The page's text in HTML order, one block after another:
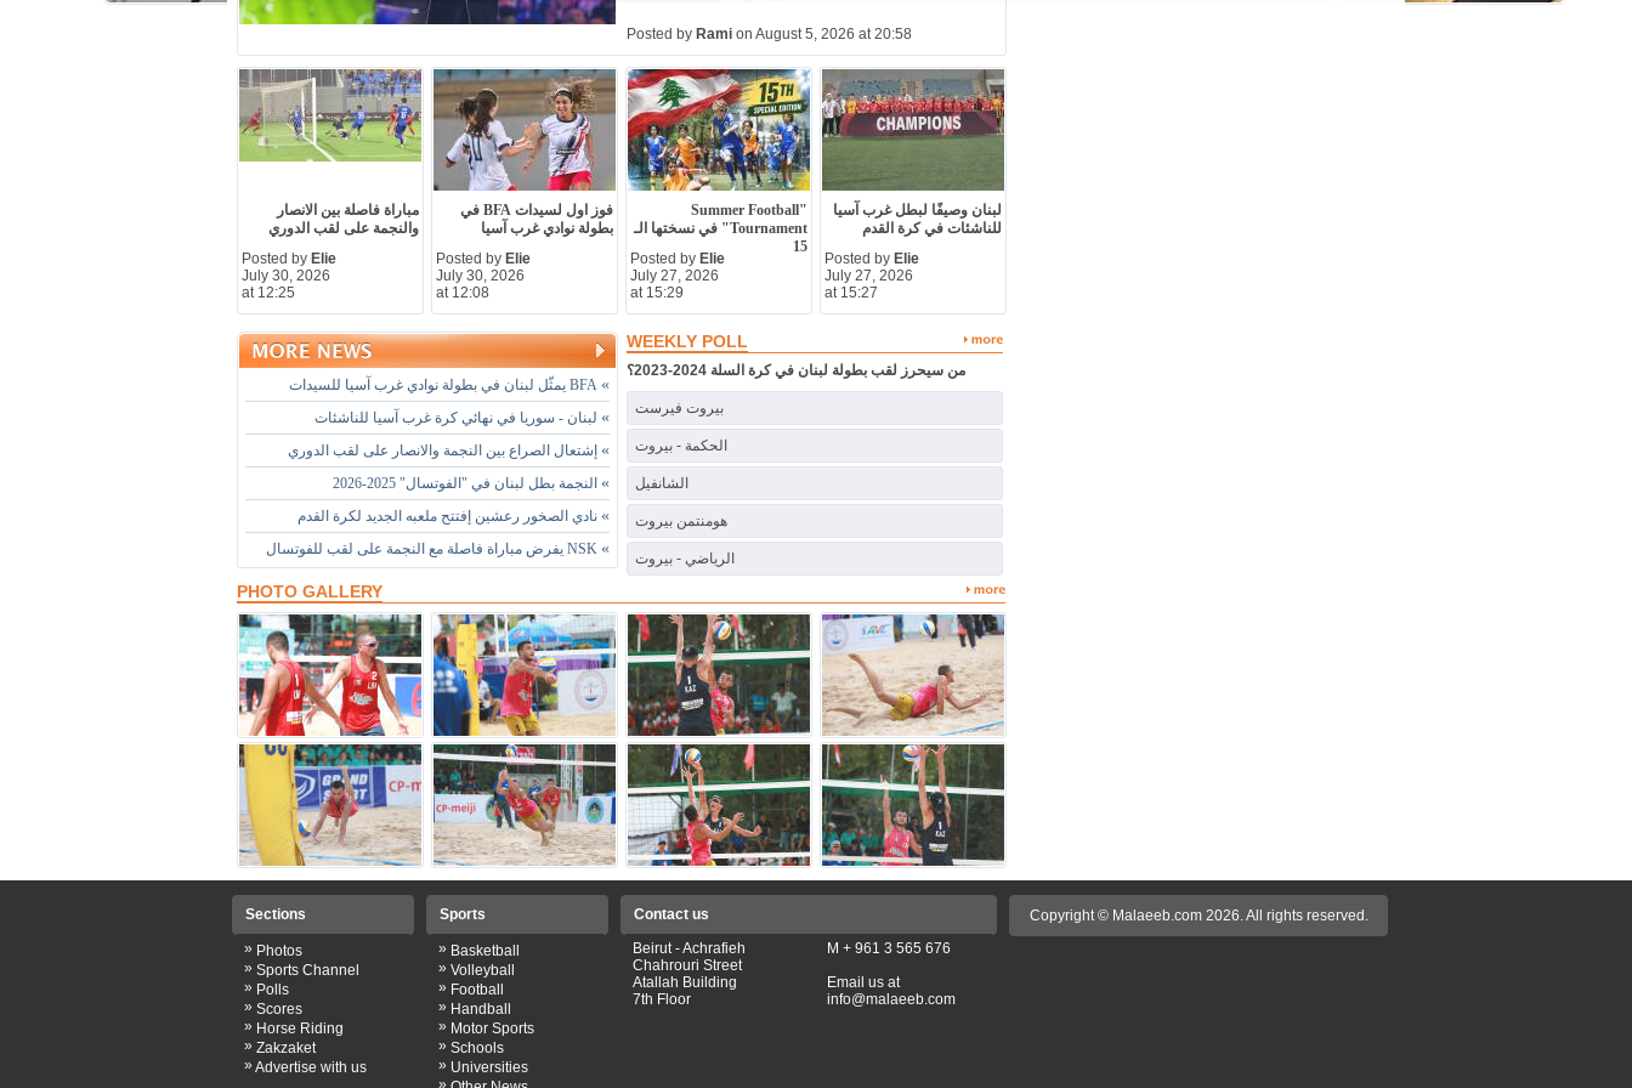
Posted by Rami on August 5, 2026 at 20:58
مباراة فاصلة بين الانصار
والنجمة على لقب الدوري
Posted by Elie
July 30, 2026
at 12:25
فوز اول لسيدات BFA في
بطولة نوادي غرب آسيا
Posted by Elie
July 30, 2026
at 12:08
"Summer Football
Tournament" في نسختها الـ
15
Posted by Elie
July 27, 2026
at 15:29
لبنان وصيفًا لبطل غرب آسيا
للناشئات في كرة القدم
Posted by Elie
July 27, 2026
at 15:27
»
» لبنان - سوريا في نهائي كرة غرب آسيا للناشئات
» إشتعال الصراع بين النجمة والانصار على لقب الدوري
» النجمة بطل لبنان في "الفوتسال" 2025-2026
» نادي الصخور رعشين إفتتح ملعبه الجديد لكرة القدم
»
WEEKLY POLL
من سيحرز لقب بطولة لبنان في كرة السلة 2024-2023؟
بيروت فيرست
الحكمة - بيروت
الشانفيل
هومنتمن بيروت
الرياضي - بيروت
PHOTO GALLERY
Sections
» Photos
» Sports Channel
» Polls
» Scores
» Horse Riding
» Zakzaket
» Advertise with us
Sports
» Basketball
» Volleyball
» Football
» Handball
» Motor Sports
» Schools
» Universities
»
Contact us
Beirut - Achrafieh
Chahrouri Street
Atallah Building
7th Floor
M + 961 3 565 676
Email us at
info@malaeeb.com
Copyright © Malaeeb.com 2026. All rights reserved.